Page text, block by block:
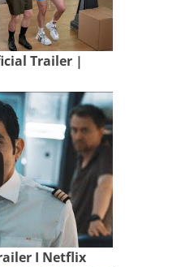
Trailer |
I Netflix